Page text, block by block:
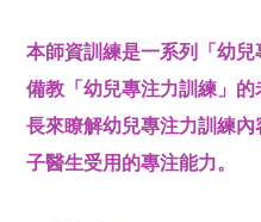
本師資訓練是一系列「幼
備教「幼兒專注力訓練」
長來瞭解幼兒專注力訓練
子醫生受用的專注能力。